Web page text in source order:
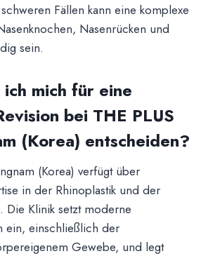
Fällen kann eine komplexe
Nasenrücken und
sein.
mich für eine
bei THE PLUS
(Korea) entscheiden?
(Korea) verfügt über
in der Rhinoplastik und der
Die Klinik setzt moderne
ein, einschließlich der
Gewebe, und legt